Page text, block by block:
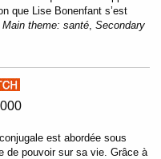
que Lise Bonenfant s’est
Main theme: santé, Secondary
est abordée sous
de pouvoir sur sa vie. Grâce à